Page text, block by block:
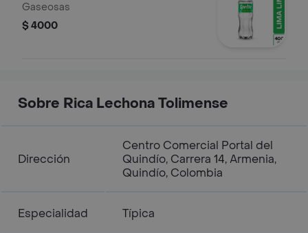
Gaseosas
$ 4000
Sobre Rica Lechona Tolimense
Dirección
Centro Comercial Portal del
Quindío, Carrera 14, Armenia,
Quindío, Colombia
Especialidad Típica